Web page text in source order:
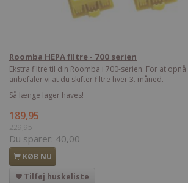
Roomba HEPA filtre - 700 serien
Ekstra filtre til din Roomba i 700-serien. For at
anbefaler vi at du skifter filtre hver 3. måned.
Så længe lager haves!
189,95
229,95
Du sparer: 40,00
KØB NU
Tilføj huskeliste